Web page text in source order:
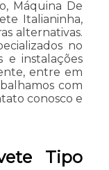
Máquina De
Italianinha,
alternativas.
no
e instalações
entre em
com
conosco e
Tipo